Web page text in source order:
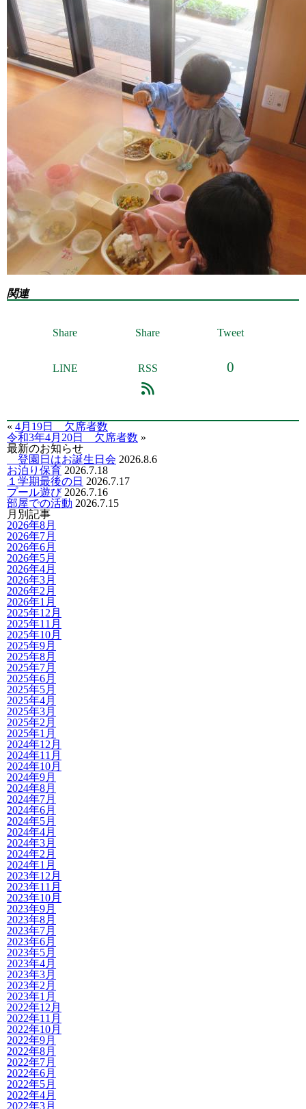
関連
Share Share Tweet
LINE RSS 0
« 4月19日 欠席者数
令和3年4月20日 欠席者数 »
最新のお知らせ
登園日はお誕生日会 2026.8.6
お泊り保育 2026.7.18
１学期最後の日 2026.7.17
プール遊び 2026.7.16
部屋での活動 2026.7.15
月別記事
2026年8月
2026年7月
2026年6月
2026年5月
2026年4月
2026年3月
2026年2月
2026年1月
2025年12月
2025年11月
2025年10月
2025年9月
2025年8月
2025年7月
2025年6月
2025年5月
2025年4月
2025年3月
2025年2月
2025年1月
2024年12月
2024年11月
2024年10月
2024年9月
2024年8月
2024年7月
2024年6月
2024年5月
2024年4月
2024年3月
2024年2月
2024年1月
2023年12月
2023年11月
2023年10月
2023年9月
2023年8月
2023年7月
2023年6月
2023年5月
2023年4月
2023年3月
2023年2月
2023年1月
2022年12月
2022年11月
2022年10月
2022年9月
2022年8月
2022年7月
2022年6月
2022年5月
2022年4月
2022年3月